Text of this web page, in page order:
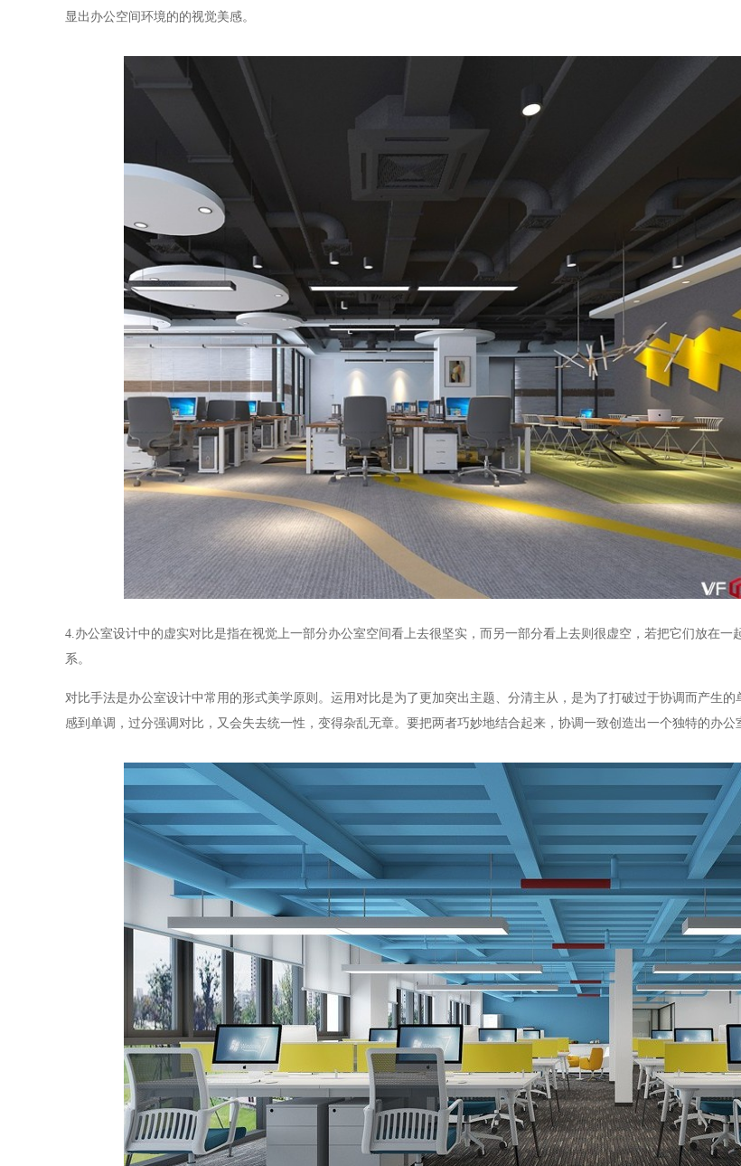
显出办公空间环境的的视觉美感。
4.办公室设计中的虚实对比是指在视觉上一部分办公室空间看上去很坚实，而另一部分看上去则很虚空，若把它们放在一
系。
对比手法是办公室设计中常用的形式美学原则。运用对比是为了更加突出主题、分清主从，是为了打破过于协调而产生的
感到单调，过分强调对比，又会失去统一性，变得杂乱无章。要把两者巧妙地结合起来，协调一致创造出一个独特的办公